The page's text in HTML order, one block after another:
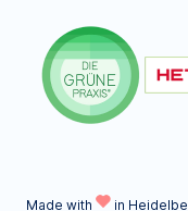
Made with in